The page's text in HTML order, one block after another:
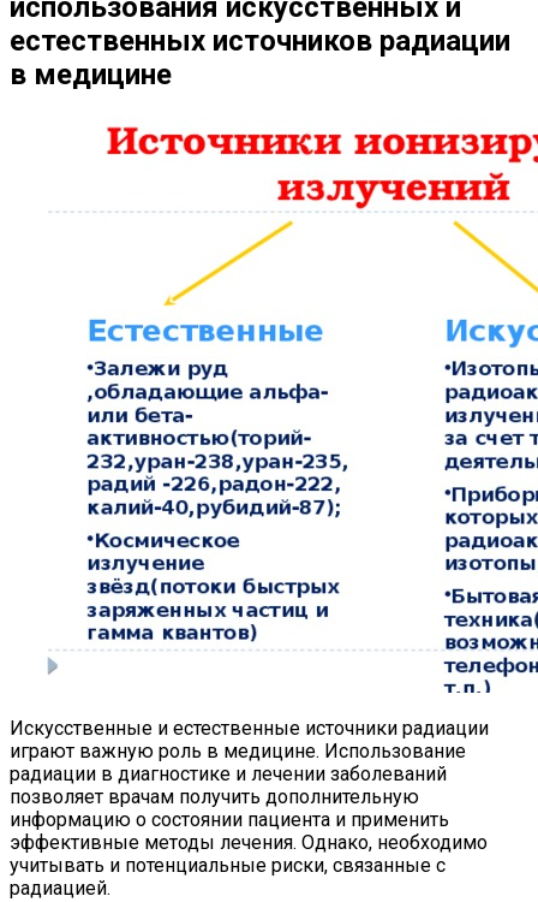
использования искусственных и
естественных источников радиации
в медицине
Искусственные и естественные источники радиации
играют важную роль в медицине. Использование
радиации в диагностике и лечении заболеваний
позволяет врачам получить дополнительную
информацию о состоянии пациента и применить
эффективные методы лечения. Однако, необходимо
учитывать и потенциальные риски, связанные с
радиацией.